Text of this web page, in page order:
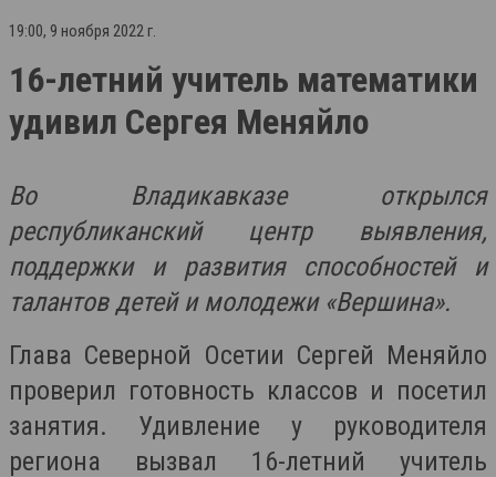
19:00, 9 ноября 2022 г.
16-летний учитель математики
удивил Сергея Меняйло
Во Владикавказе открылся
республиканский центр выявления,
поддержки и развития способностей и
талантов детей и молодежи «Вершина».
Глава Северной Осетии Сергей Меняйло
проверил готовность классов и посетил
занятия. Удивление у руководителя
региона вызвал 16-летний учитель